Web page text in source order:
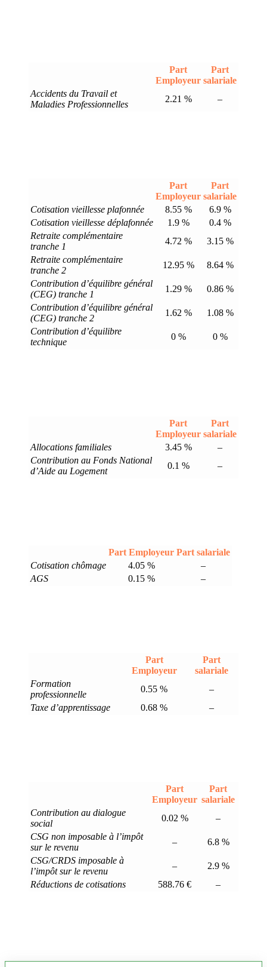
Part
Employeur
Part
salariale
Accidents du Travail et
Maladies Professionnelles
2.21 % –
Part
Employeur
Part
salariale
Cotisation vieillesse plafonnée
8.55 %
6.9 %
Cotisation vieillesse déplafonnée
1.9 %
0.4 %
Retraite complémentaire
tranche 1
4.72 %
3.15 %
Retraite complémentaire
tranche 2
12.95 %
8.64 %
Contribution d’équilibre général
(CEG) tranche 1
1.29 %
0.86 %
Contribution d’équilibre général
(CEG) tranche 2
1.62 %
1.08 %
Contribution d’équilibre
technique
0 % 0 %
Part
Employeur
Part
salariale
Allocations familiales
3.45 %
–
Contribution au Fonds National
d’Aide au Logement
0.1 % –
Part Employeur Part salariale
Cotisation chômage
4.05 %
–
AGS
0.15 % –
Part
Employeur
Part
salariale
Formation
professionnelle
0.55 %
–
Taxe d’apprentissage
0.68 % –
Part
Employeur
Part
salariale
Contribution au dialogue
social
0.02 %
–
CSG non imposable à l’impôt
sur le revenu
–
6.8 %
CSG/CRDS imposable à
l’impôt sur le revenu
–
2.9 %
Réductions de cotisations
588.76 € –